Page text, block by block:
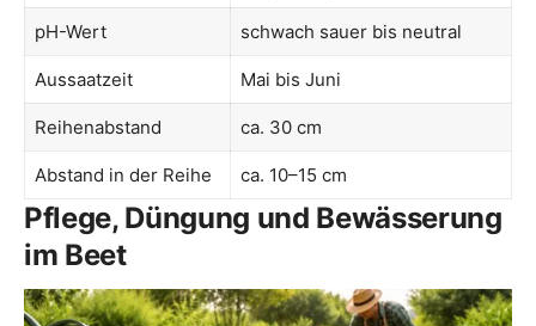
pH-Wert schwach sauer bis neutral
Aussaatzeit Mai bis Juni
Reihenabstand ca. 30 cm
Abstand in der Reihe ca. 10–15 cm
Pflege, Düngung und Bewässerung
im Beet